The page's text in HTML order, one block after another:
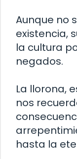
Aunque no
existencia,
la cultura
negados.
La llorona,
nos
hasta la